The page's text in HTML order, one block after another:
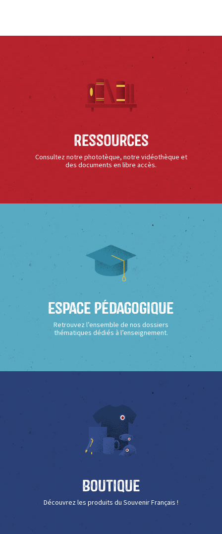
Ressources
Consultez notre phototèque, notre vidéothèque et
des documents en libre accès.
Espace Pédagogique
Retrouvez l’ensemble de nos dossiers
thématiques dédiés à l’enseignement.
Boutique
Découvrez les produits du Souvenir Français !